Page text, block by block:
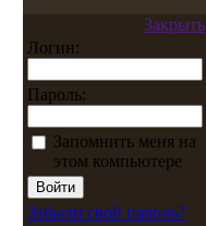
Закрыть
Логин:
Пароль:
Запомнить меня на
этом компьютере
Забыли свой пароль?